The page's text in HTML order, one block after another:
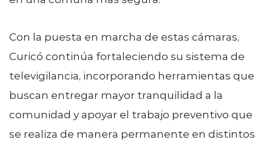
Con la puesta en marcha de estas cámaras,
Curicó continúa fortaleciendo su sistema de
televigilancia, incorporando herramientas que
buscan entregar mayor tranquilidad a la
comunidad y apoyar el trabajo preventivo que
se realiza de manera permanente en distintos